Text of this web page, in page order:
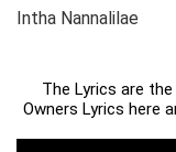
Intha Nannalilae
The Lyrics are
Owners Lyrics here